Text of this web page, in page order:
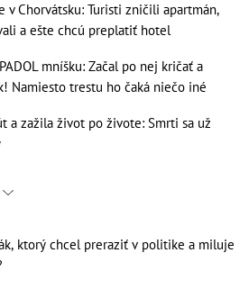
v Chorvátsku: Turisti zničili apartmán,
a ešte chcú preplatiť hotel
mníšku: Začal po nej kričať a
Namiesto trestu ho čaká niečo iné
a zažila život po živote: Smrti sa už
ktorý chcel preraziť v politike a miluje